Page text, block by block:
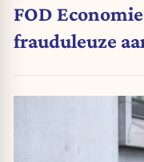
FOD
frauduleuze